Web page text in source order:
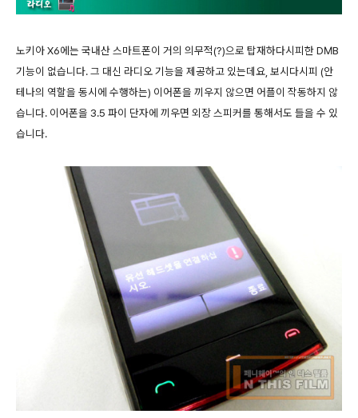
노키아 X6에는 국내산 스마트폰이 거의 의무적(?)으로 탑재하다시피한 DMB
기능이 없습니다. 그 대신 라디오 기능을 제공하고 있는데요, 보시다시피 (안
테나의 역할을 동시에 수행하는) 이어폰을 끼우지 않으면 어플이 작동하지 않
습니다. 이어폰을 3.5 파이 단자에 끼우면 외장 스피커를 통해서도 들을 수 있
습니다.